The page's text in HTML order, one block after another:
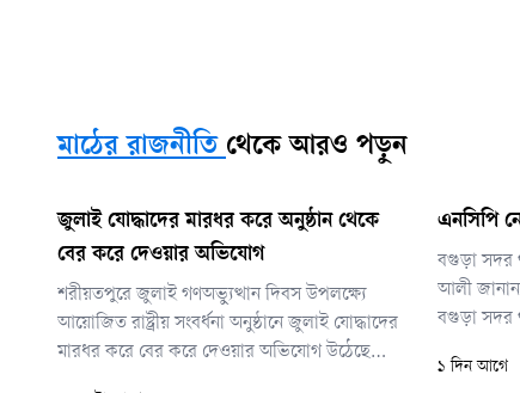
মাঠের রাজনীতি থেকে আরও পড়ুন
জুলাই যোদ্ধাদের মারধর করে অনুষ্ঠান থেকে
বের করে দেওয়ার অভিযোগ
শরীয়তপুরে জুলাই গণঅভ্যুত্থান দিবস উপলক্ষ্যে
আয়োজিত রাষ্ট্রীয় সংবর্ধনা অনুষ্ঠানে জুলাই যোদ্ধাদের
মারধর করে বের করে দেওয়ার অভিযোগ উঠেছে
এনসিপি
বগুড়া সদর
আলী জানান,
বগুড়া সদর
হয়।
১ দিন আগে